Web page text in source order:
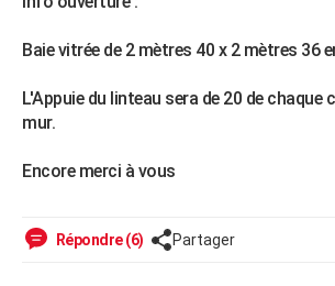
SANTE
Alimentation
Guide de la santé
Maladies
Médicaments
Sommeil
VOYAGE
Destinations
City break
Voyage nature
Voyage de noces
Forum
Climat
+PHOTO
BONS PLANS
CARTE DE VOEUX
Baie vitrée de 2 mètres 40 x 2 mètres 36
L'Appuie du linteau sera de 20 de chaque
mur.
Encore merci à vous
Répondre (6) Partager